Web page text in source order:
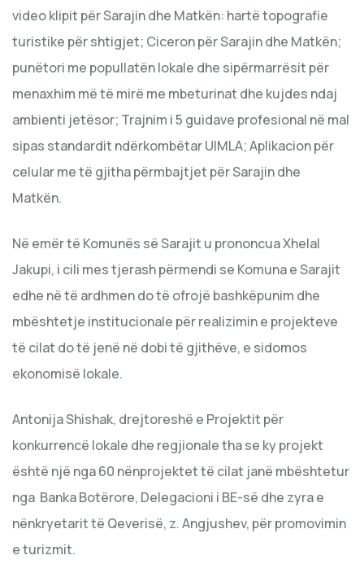
video klipit për Sarajin dhe Matkën: hartë topografie
turistike për shtigjet; Ciceron për Sarajin dhe Matkën;
punëtori me popullatën lokale dhe sipërmarrësit për
menaxhim më të mirë me mbeturinat dhe kujdes ndaj
ambienti jetësor; Trajnim i 5 guidave profesional në mal
sipas standardit ndërkombëtar UIMLA; Aplikacion për
celular me të gjitha përmbajtjet për Sarajin dhe
Matkën.
Në emër të Komunës së Sarajit u prononcua Xhelal
Jakupi, i cili mes tjerash përmendi se Komuna e Sarajit
edhe në të ardhmen do të ofrojë bashkëpunim dhe
mbështetje institucionale për realizimin e projekteve
të cilat do të jenë në dobi të gjithëve, e sidomos
ekonomisë lokale.
Antonija Shishak, drejtoreshë e Projektit për
konkurrencë lokale dhe regjionale tha se ky projekt
është një nga 60 nënprojektet të cilat janë mbështetur
nga Banka Botërore, Delegacioni i BE-së dhe zyra e
nënkryetarit të Qeverisë, z. Angjushev, për promovimin
e turizmit.